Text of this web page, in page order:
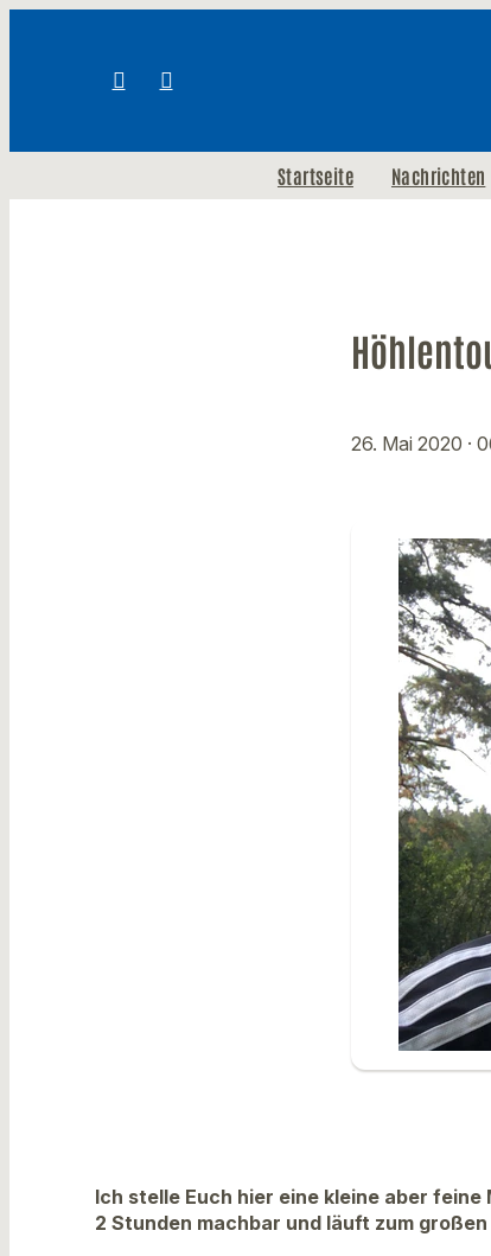
Startseite Nachrichten
26. Mai 2020 ·
Ich stelle Euch hier eine kleine aber
2 Stunden machbar und läuft zum